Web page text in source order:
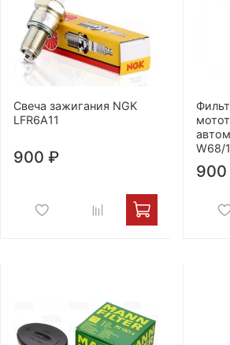
Свеча зажигания NGK
LFR6A11
900 ₽
W68/1